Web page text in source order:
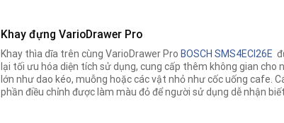
Khay đựng VarioDrawer Pro
Khay thìa dĩa trên cùng VarioDrawer Pro BOSCH SMS4ECI26E
lại tối ưu hóa diện tích sử dụng, cung cấp thêm không gian cho
lớn như dao kéo, muỗng hoặc các vật nhỏ như cốc uống cafe.
phần điều chỉnh được làm màu đỏ để người sử dụng dễ nhận biết